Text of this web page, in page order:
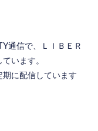
通信で、ＬＩＢＥＲ
います。
に配信しています